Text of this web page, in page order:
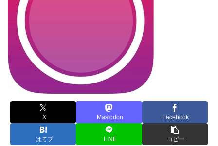
X Mastodon Facebook
はてブ LINE コピー